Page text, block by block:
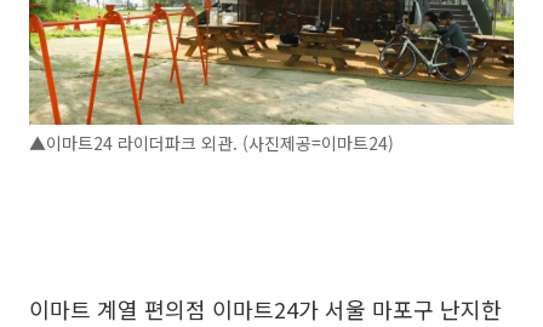
▲이마트24 라이더파크 외관. (사진제공=이마트24)
이마트 계열 편의점 이마트24가 서울 마포구 난지한